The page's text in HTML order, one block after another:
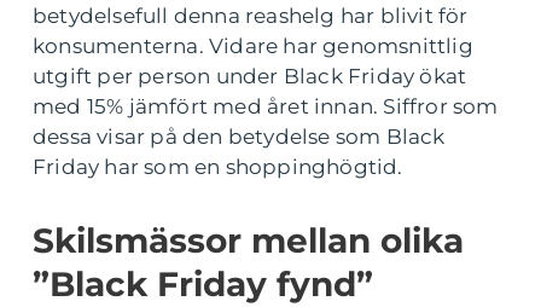
betydelsefull denna reashelg har blivit för
konsumenterna. Vidare har genomsnittlig
utgift per person under Black Friday ökat
med 15% jämfört med året innan. Siffror som
dessa visar på den betydelse som Black
Friday har som en shoppinghögtid.
Skilsmässor mellan olika
”Black Friday fynd”